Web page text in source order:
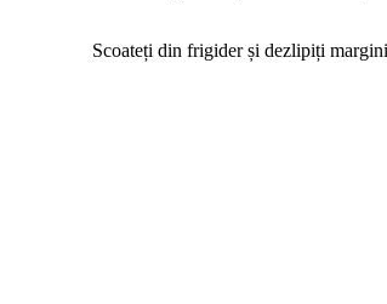
Scoateți din frigider și dezlipiți